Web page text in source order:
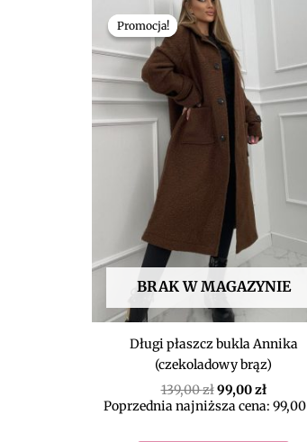
Promocja!
BRAK W MAGAZYNIE
Promocja!
Długi płaszcz bukla Annika
(czekoladowy brąz)
139,00zł
Pierwotna
cena
wynosiła:
139,00 zł.
99,00zł
Poprzednia najniższa cena: 99,00